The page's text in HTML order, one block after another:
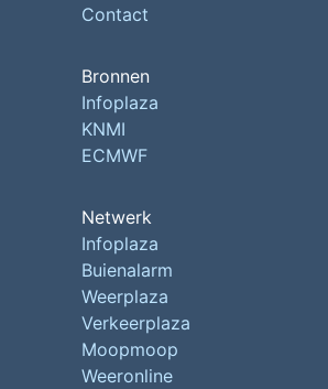
Contact
Bronnen
Infoplaza
KNMI
ECMWF
Netwerk
Infoplaza
Buienalarm
Weerplaza
Verkeerplaza
Moopmoop
Weeronline